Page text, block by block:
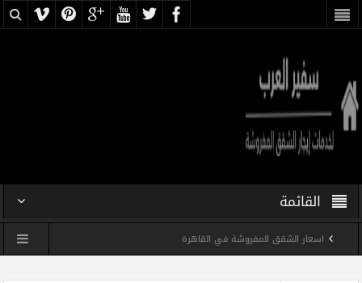
القائمة
اسعار الشقق المفروشة في القاهرة